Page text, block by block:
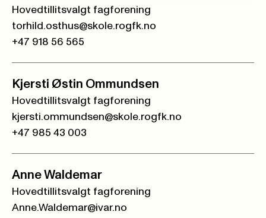
Hovedtillitsvalgt fagforening
torhild.osthus@skole.rogfk.no
+47 918 56 565
Kjersti Østin Ommundsen
Hovedtillitsvalgt fagforening
kjersti.ommundsen@skole.rogfk.no
+47 985 43 003
Anne Waldemar
Hovedtillitsvalgt fagforening
Anne.Waldemar@ivar.no